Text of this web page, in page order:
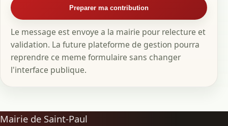
Preparer ma contribution
Le message est envoye a la mairie pour relecture et
validation. La future plateforme de gestion pourra
reprendre ce meme formulaire sans changer
l'interface publique.
Mairie de Saint-Paul